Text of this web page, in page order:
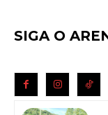
SIGA O